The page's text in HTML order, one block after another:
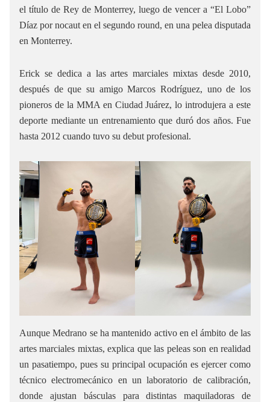
el título de Rey de Monterrey, luego de vencer a “El Lobo”
Díaz por nocaut en el segundo round, en una pelea disputada
en Monterrey.
Erick se dedica a las artes marciales mixtas desde 2010,
después de que su amigo Marcos Rodríguez, uno de los
pioneros de la MMA en Ciudad Juárez, lo introdujera a este
deporte mediante un entrenamiento que duró dos años. Fue
hasta 2012 cuando tuvo su debut profesional.
Aunque Medrano se ha mantenido activo en el ámbito de las
artes marciales mixtas, explica que las peleas son en realidad
un pasatiempo, pues su principal ocupación es ejercer como
técnico electromecánico en un laboratorio de calibración,
donde ajustan básculas para distintas maquiladoras de